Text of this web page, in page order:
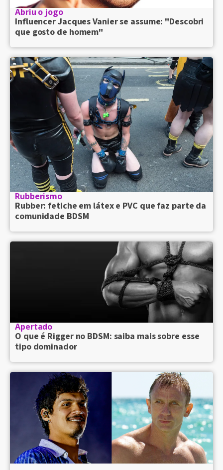
Abriu o jogo
Influencer Jacques Vanier se assume: "Descobri
que gosto de homem"
Rubberismo
Rubber: fetiche em látex e PVC que faz parte da
comunidade BDSM
Apertado
O que é Rigger no BDSM: saiba mais sobre esse
tipo dominador